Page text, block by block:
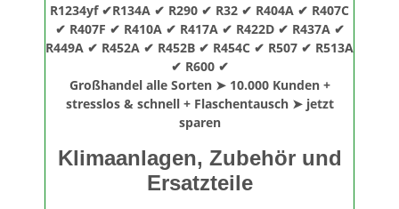
R1234yf ✔R134A ✔ R290 ✔ R32 ✔ R404A ✔ R407C
✔ R407F ✔ R410A ✔ R417A ✔ R422D ✔ R437A ✔
R449A ✔ R452A ✔ R452B ✔ R454C ✔ R507 ✔ R513A
✔ R600 ✔
Großhandel alle Sorten ➤ 10.000 Kunden +
stresslos & schnell + Flaschentausch ➤ jetzt
sparen
Klimaanlagen, Zubehör und
Ersatzteile